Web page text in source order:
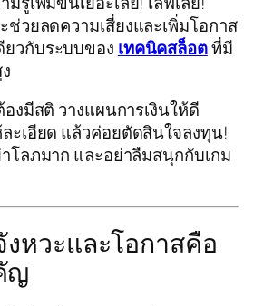
ช่วยลดความเสี่ยงและเพิ่มโอกาส
ยวกับระบบของ เทคนิคสล็อตที่มี
งมีสติ วางแผนการเงินให้ดี
ะเอียด แล้วค่อยตัดสินใจลงทุน!
โลภมาก และอย่าลืมสนุกกับเกม
หวะและโอกาสคือ
ญ